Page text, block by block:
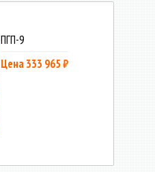
ПГП-9
Цена 333 965 ₽